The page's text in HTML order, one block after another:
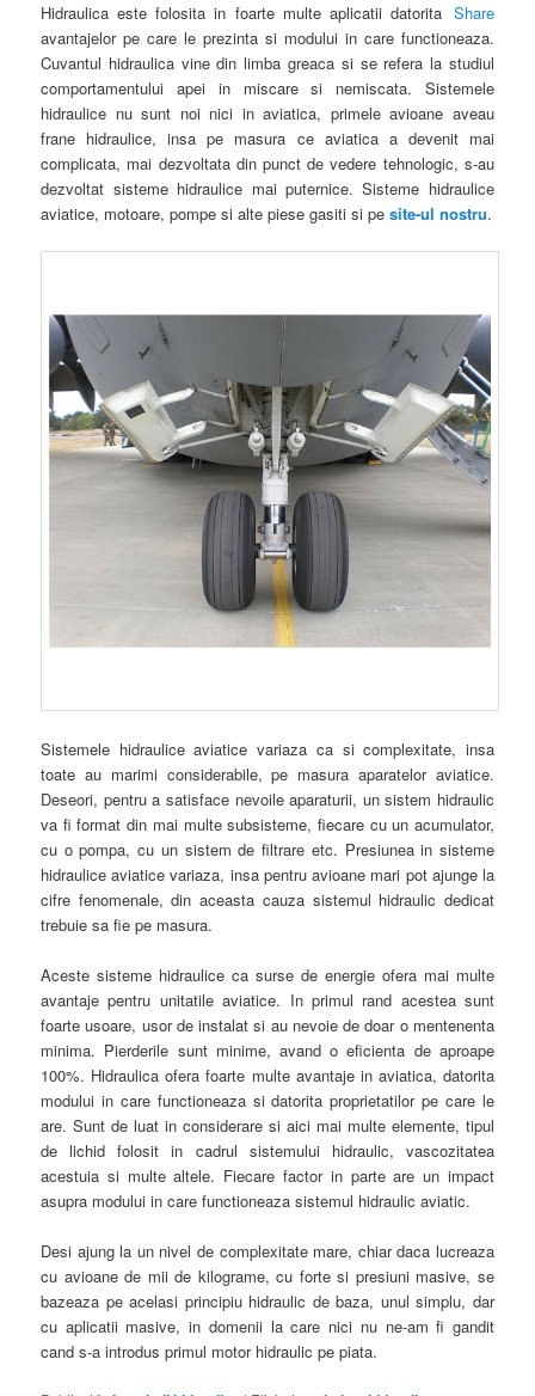
Share
Hidraulica este folosita in foarte multe aplicatii datorita
avantajelor pe care le prezinta si modului in care functioneaza.
Cuvantul hidraulica vine din limba greaca si se refera la studiul
comportamentului apei in miscare si nemiscata. Sistemele
hidraulice nu sunt noi nici in aviatica, primele avioane aveau
frane hidraulice, insa pe masura ce aviatica a devenit mai
complicata, mai dezvoltata din punct de vedere tehnologic, s-au
dezvoltat sisteme hidraulice mai puternice. Sisteme hidraulice
aviatice, motoare, pompe si alte piese gasiti si pesite-ul nostru.
Sistemele hidraulice aviatice variaza ca si complexitate, insa
toate au marimi considerabile, pe masura aparatelor aviatice.
Deseori, pentru a satisface nevoile aparaturii, un sistem hidraulic
va fi format din mai multe subsisteme, fiecare cu un acumulator,
cu o pompa, cu un sistem de filtrare etc. Presiunea in sisteme
hidraulice aviatice variaza, insa pentru avioane mari pot ajunge la
cifre fenomenale, din aceasta cauza sistemul hidraulic dedicat
trebuie sa fie pe masura.
Aceste sisteme hidraulice ca surse de energie ofera mai multe
avantaje pentru unitatile aviatice. In primul rand acestea sunt
foarte usoare, usor de instalat si au nevoie de doar o mentenenta
minima. Pierderile sunt minime, avand o eficienta de aproape
100%. Hidraulica ofera foarte multe avantaje in aviatica, datorita
modului in care functioneaza si datorita proprietatilor pe care le
are. Sunt de luat in considerare si aici mai multe elemente, tipul
de lichid folosit in cadrul sistemului hidraulic, vascozitatea
acestuia si multe altele. Fiecare factor in parte are un impact
asupra modului in care functioneaza sistemul hidraulic aviatic.
Desi ajung la un nivel de complexitate mare, chiar daca lucreaza
cu avioane de mii de kilograme, cu forte si presiuni masive, se
bazeaza pe acelasi principiu hidraulic de baza, unul simplu, dar
cu aplicatii masive, in domenii la care nici nu ne-am fi gandit
cand s-a introdus primul motor hidraulic pe piata.